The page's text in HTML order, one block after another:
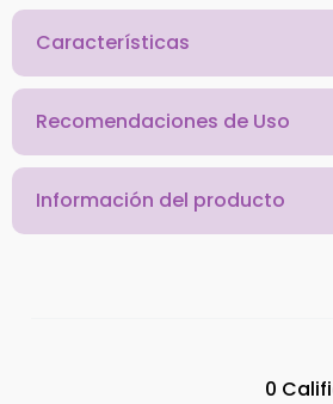
Características
Recomendaciones de Uso
Información del producto
0